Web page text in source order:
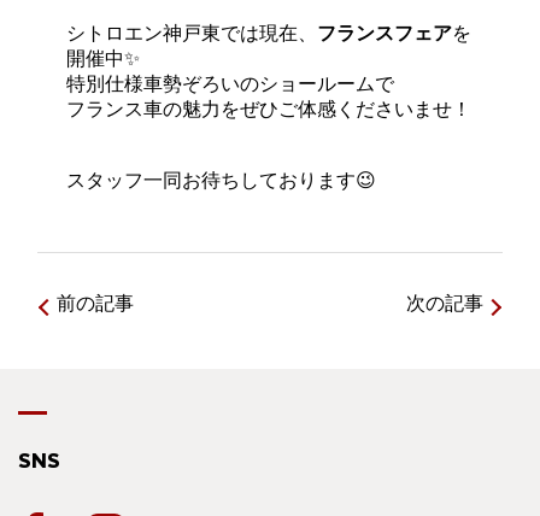
シトロエン神戸東では現在、 フランスフェアを
開催中✨
特別仕様車勢ぞろいのショールームで
フランス車の魅力をぜひご体感くださいませ！
スタッフ一同お待ちしております😉
前の記事 次の記事
SNS